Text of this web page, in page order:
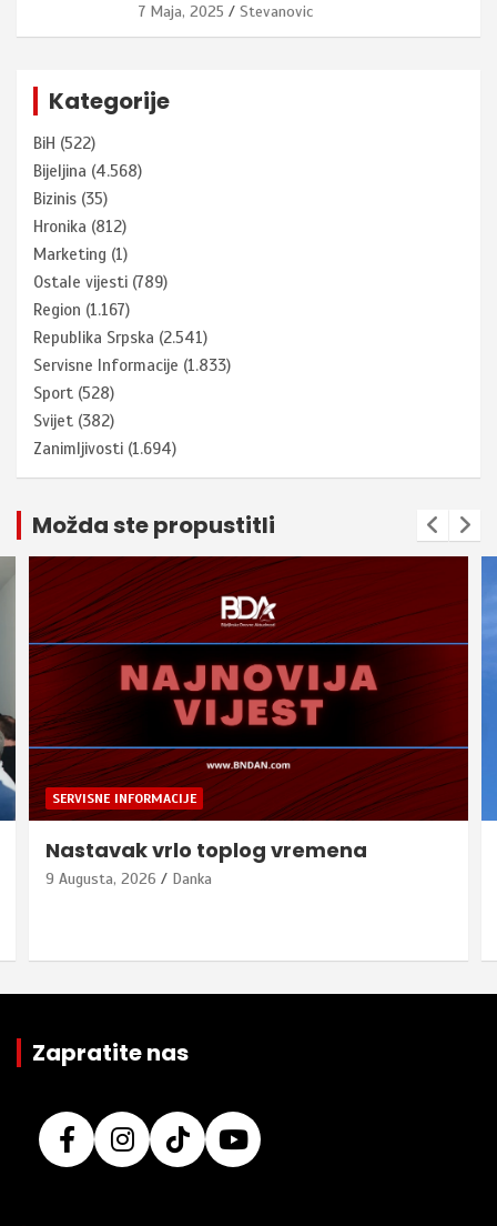
7 Maja, 2025 Stevanovic
Kategorije
BiH (522)
Bijeljina (4.568)
Bizinis (35)
Hronika (812)
Marketing (1)
Ostale vijesti (789)
Region (1.167)
Republika Srpska (2.541)
Servisne Informacije (1.833)
Sport (528)
Svijet (382)
Zanimljivosti (1.694)
Možda ste propustitli
SERVISNE INFORMACIJE
Nastavak vrlo toplog vremena
9 Augusta, 2026 Danka
Zapratite nas